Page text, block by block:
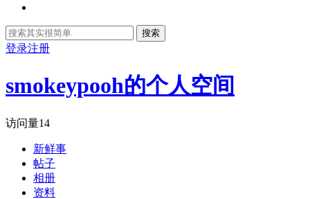
搜索
登录注册
smokeypooh的个人空间
访问量14
新鲜事
帖子
相册
资料